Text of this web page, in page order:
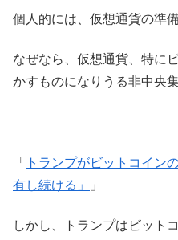
個人的には、仮想通貨の準
なぜなら、仮想通貨、特に
かすものになりうる非中央
「
トランプがビットコイン
有し続ける」
」
しかし、トランプはビット